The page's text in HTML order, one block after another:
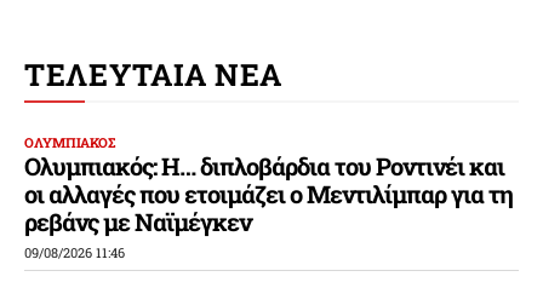
ΤΕΛΕΥΤΑΙΑ ΝΕΑ
ΟΛΥΜΠΙΑΚΟΣ
Ολυμπιακός: Η… διπλοβάρδια του Ροντινέι και
οι αλλαγές που ετοιμάζει ο Μεντιλίμπαρ για τη
ρεβάνς με Ναϊμέγκεν
09/08/2026 11:46